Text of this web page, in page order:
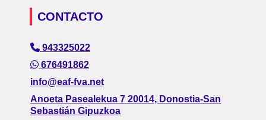
CONTACTO
943325022
676491862
info@eaf-fva.net
Anoeta Pasealekua 7 20014, Donostia-San
Sebastián Gipuzkoa